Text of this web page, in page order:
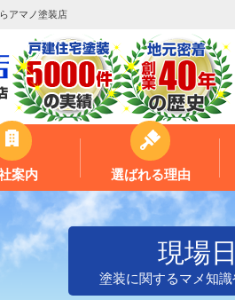
アマノ塗装店
案内 選ばれる理由
現場
塗装に関するマメ知